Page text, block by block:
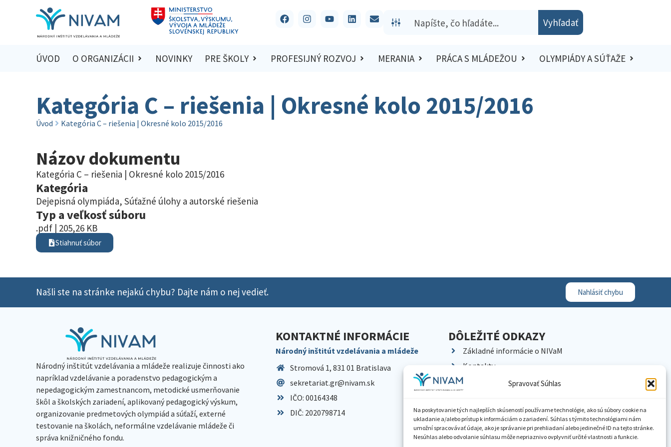
Spravovať Súhlas
Na poskytovanie tých najlepších skúseností používame technológie, ako sú súbory cookie na
ukladanie a/alebo prístup k informáciám o zariadení. Súhlas s týmito technológiami nám
umožní spracovávať údaje, ako je správanie pri prehliadaní alebo jedinečné ID na tejto stránke.
Nesúhlas alebo odvolanie súhlasu môže nepriaznivo ovplyvniť určité vlastnosti a funkcie.
Vyhľadať
ÚVOD O ORGANIZÁCII NOVINKY PRE ŠKOLY PROFESIJNÝ ROZVOJ MERANIA PRÁCA S MLÁDEŽOU OLYMPIÁDY A SÚŤAŽE
Kategória C – riešenia | Okresné kolo 2015/2016
Úvod Kategória C – riešenia | Okresné kolo 2015/2016
Názov dokumentu
Kategória C – riešenia | Okresné kolo 2015/2016
Kategória
Dejepisná olympiáda, Súťažné úlohy a autorské riešenia
Typ a veľkosť súboru
.pdf | 205,26 KB
Stiahnuť súbor
Našli ste na stránke nejakú chybu? Dajte nám o nej vedieť. Nahlásiť chybu
Národný inštitút vzdelávania a mládeže realizuje činnosti ako
napríklad vzdelávanie a poradenstvo pedagogickým a
nepedagogickým zamestnancom, metodické usmerňovanie
škôl a školských zariadení, aplikovaný pedagogický výskum,
organizovanie predmetových olympiád a súťaží, externé
testovanie na školách, neformálne vzdelávanie mládeže či
správa knižničného fondu.
KONTAKTNÉ INFORMÁCIE
Národný inštitút vzdelávania a mládeže
Stromová 1, 831 01 Bratislava
sekretariat.gr@nivam.sk
IČO: 00164348
DIČ: 2020798714
DÔLEŽITÉ ODKAZY
Základné informácie o NIVaM
Kontakty
Kariéra
Pracoviská NIVaM
Dokumenty inštitúcie
Knižnica